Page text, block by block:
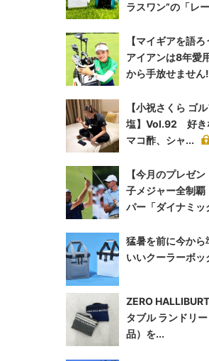
ラスワン”の「レ
【マイギアを語
アイアンは8年愛
から手放せません!
【小祝さくら ゴ
塩】Vol.92 好き
マコ酢、シャ...
【今月のプレゼ
子メジャー全制覇
パー「ダイナミッ
猛暑を前に今から
いいクーラーボ
ZERO
タブル ランドリ
品）を...